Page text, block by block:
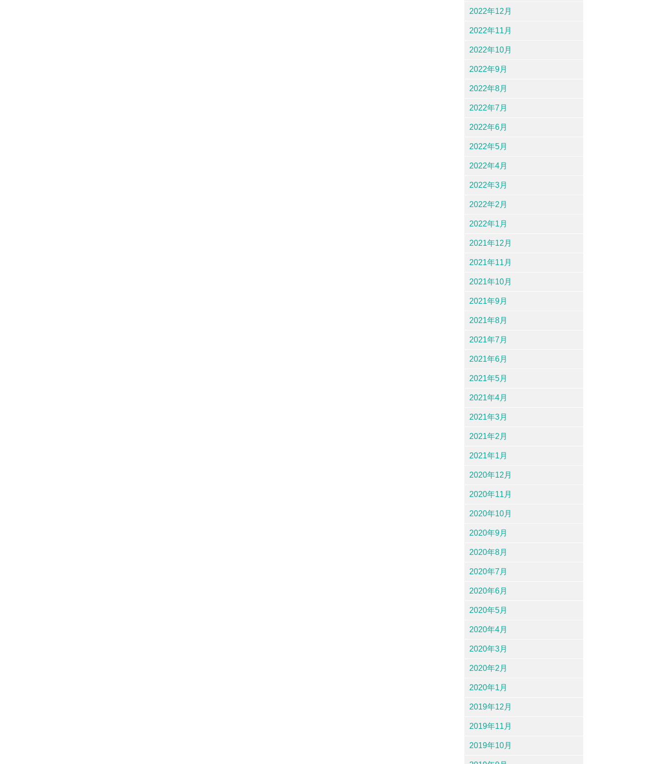
2022年12月
2022年11月
2022年10月
2022年9月
2022年8月
2022年7月
2022年6月
2022年5月
2022年4月
2022年3月
2022年2月
2022年1月
2021年12月
2021年11月
2021年10月
2021年9月
2021年8月
2021年7月
2021年6月
2021年5月
2021年4月
2021年3月
2021年2月
2021年1月
2020年12月
2020年11月
2020年10月
2020年9月
2020年8月
2020年7月
2020年6月
2020年5月
2020年4月
2020年3月
2020年2月
2020年1月
2019年12月
2019年11月
2019年10月